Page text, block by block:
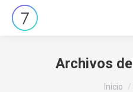
Archivos
Estás
Inicio